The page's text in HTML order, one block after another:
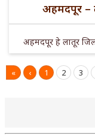
अहमदपूर –
अहमदपूर हे लातूर
« ‹ 1 2 3